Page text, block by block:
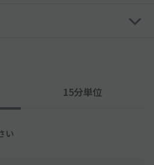
です
への直通のエレベーターが御座い
へ
15分単位
い